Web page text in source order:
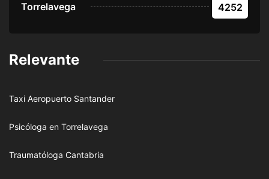
Torrelavega 4252
Relevante
Taxi Aeropuerto Santander
Psicóloga en Torrelavega
Traumatóloga Cantabria